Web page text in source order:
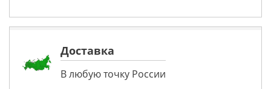
Доставка
В любую точку России